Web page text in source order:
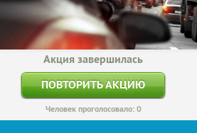
Акция завершилась
ПОВТОРИТЬ АКЦИЮ
Человек проголосовало: 0